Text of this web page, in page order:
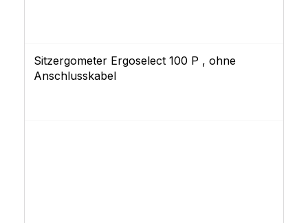
Sitzergometer Ergoselect 100 P , ohne
Anschlusskabel